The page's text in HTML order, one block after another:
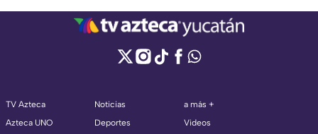
TV Azteca
Azteca UNO
Noticias
Deportes
a más +
Videos